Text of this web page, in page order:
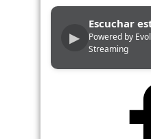
▶
Escuchar
Powered by
Streaming